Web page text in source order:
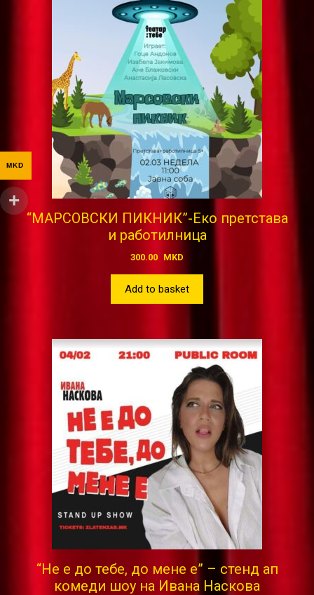
“МАРСОВСКИ ПИКНИК”-Еко претстава
и работилница
300.00 MKD
Add to basket
“Не е до тебе, до мене е” – стенд ап
комеди шоу на Ивана Наскова
MKD